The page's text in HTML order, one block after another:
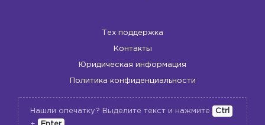
Тех поддержка
Контакты
Юридическая информация
Политика конфиденциальности
Нашли опечатку? Выделите текст и нажмите
Ctrl